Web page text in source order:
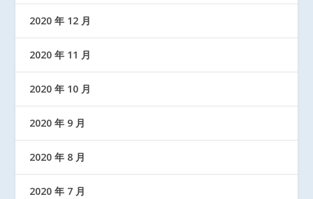
2020 年 12 月
2020 年 11 月
2020 年 10 月
2020 年 9 月
2020 年 8 月
2020 年 7 月